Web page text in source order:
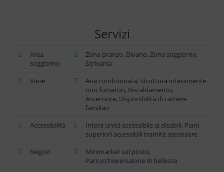
Servizi
Area
soggiorno
Zona pranzo, Divano, Zona soggiorno,
Scrivania
Varie
Aria condizionata, Struttura interamente
non fumatori, Riscaldamento,
Ascensore, Disponibilità di camere
familiari
Accessibilità
Intera unità accessibile ai disabili, Piani
superiori accessibili tramite ascensore
Negozi
Minimarket sul posto,
Parrucchiere/salone di bellezza